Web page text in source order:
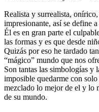
Realista y surrealista,
impresionante, así se define
Él es en gran parte el
las formas y es que desde
Quizás por eso he tardado
“mágico” mundo que nos
Son tantas las simbologías y
imposible quedarme con
mezclado lo mejor de el y lo
de su mundo.